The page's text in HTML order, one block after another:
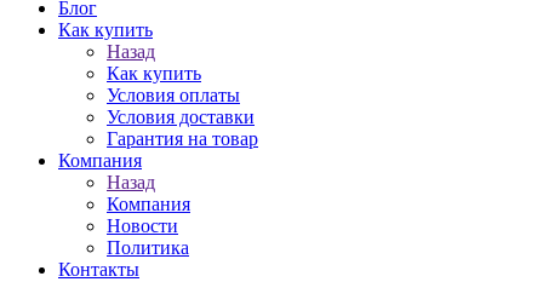
Блог
Как купить
Назад
Как купить
Условия оплаты
Условия доставки
Гарантия на товар
Компания
Назад
Компания
Новости
Политика
Контакты